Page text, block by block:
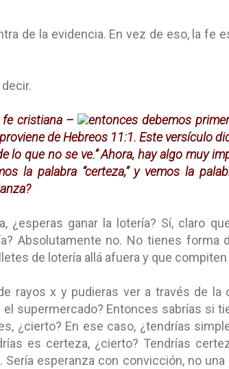
de la evidencia. En vez de eso, la fe
fe cristiana –
entonces debemos
de Hebreos 11:1. Este versículo
lo que no se ve.” Ahora, hay algo muy
la palabra “certeza,” y vemos la
¿esperas ganar la lotería? Sí, claro
Absolutamente no. No tienes
de lotería allá afuera y que
rayos x y pudieras ver a través de la
supermercado? Entonces sabrías si
¿cierto? En ese caso, ¿tendrías
es certeza, ¿cierto? Tendrías
esperanza con convicción, no